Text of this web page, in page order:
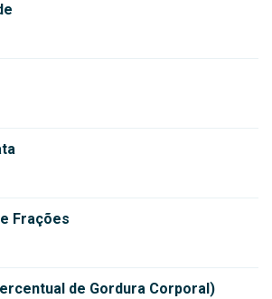
Frações
de Gordura Corporal)